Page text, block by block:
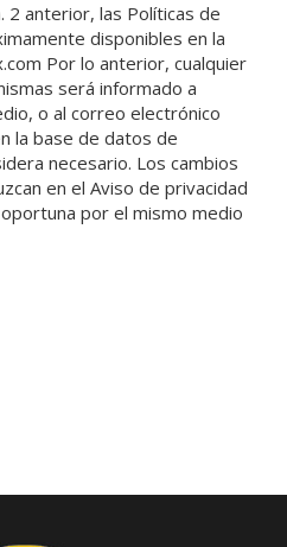
2 anterior, las Políticas de
disponibles en la
Por lo anterior, cualquier
será informado a
o al correo electrónico
la base de datos de
necesario. Los cambios
en el Aviso de privacidad
por el mismo medio